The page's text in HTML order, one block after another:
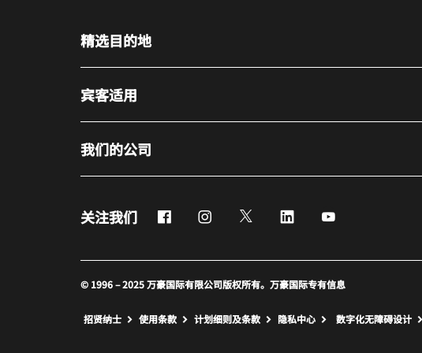
精选目的地
宾客适用
我们的公司
关注我们 FacebookInstagramTwitter LinkedIn
© 1996 – 2025 万豪国际有限公司版权所有。万豪国际专有信息
招贤纳士 使用条款 计划细则及条款 隐私中心 数字化无障碍设计